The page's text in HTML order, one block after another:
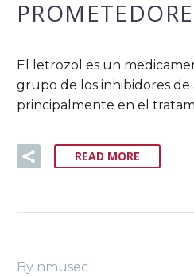
El letrozol es un
grupo de los inhibidores de
principalmente en el
READ MORE
By nmusec